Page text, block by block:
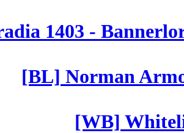
1403 -
[BL] Norman
[WB]